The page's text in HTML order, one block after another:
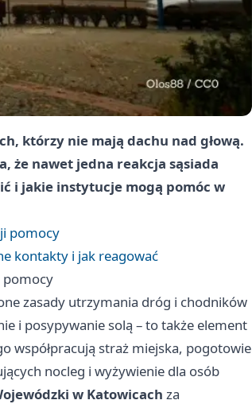
którzy nie mają dachu nad głową.
że nawet jedna reakcja sąsiada
i jakie instytucje mogą pomóc w
pomocy
kontakty i jak reagować
pomocy
zasady utrzymania dróg i chodników
i posypywanie solą – to także element
współpracują straż miejska, pogotowie
nocleg i wyżywienie dla osób
w Katowicach za